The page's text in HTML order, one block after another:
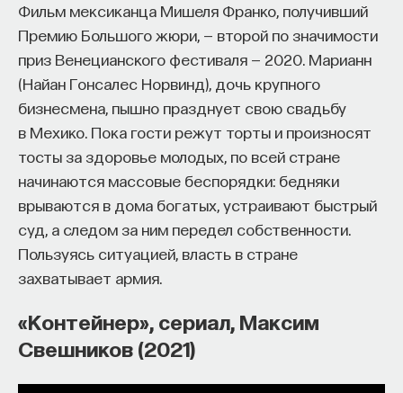
Фильм мексиканца Мишеля Франко, получивший
Премию Большого жюри, — второй по значимости
приз Венецианского фестиваля — 2020. Марианн
(Найан Гонсалес Норвинд), дочь крупного
бизнесмена, пышно празднует свою свадьбу
в Мехико. Пока гости режут торты и произносят
тосты за здоровье молодых, по всей стране
начинаются массовые беспорядки: бедняки
врываются в дома богатых, устраивают быстрый
суд, а следом за ним передел собственности.
Пользуясь ситуацией, власть в стране
захватывает армия.
«Контейнер», сериал, Максим
Свешников (2021)